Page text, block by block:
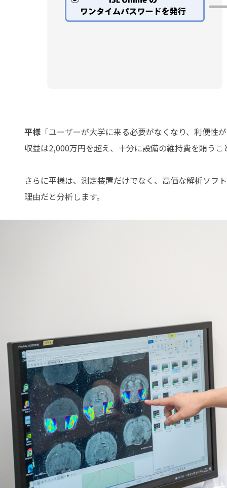
平様「ユーザーが大学に来る必要がなくなり、利便性
収益は2,000万円を超え、十分に設備の維持費を賄うこ
さらに平様は、測定装置だけでなく、高価な解析ソフ
理由だと分析します。